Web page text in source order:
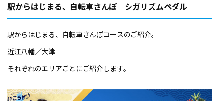
駅からはじまる、自転車さんぽ シガリズムペダル
駅からはじまる、自転車さんぽコースのご紹介。
近江八幡／大津
それぞれのエリアごとにご紹介します。